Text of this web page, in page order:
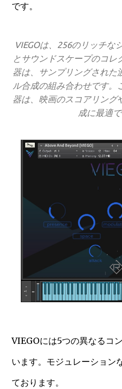
です。
VIEGOは、256のリッチな
とサウンドスケープのコレ
器は、サンプリングされた
ル合成の組み合わせです。
器は、映画のスコアリング
成に最適で
VIEGOには5つの異なるコ
います。モジュレーション
ております。